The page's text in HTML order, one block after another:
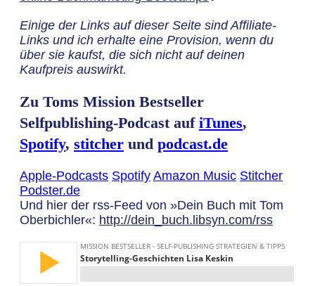
Einige der Links auf dieser Seite sind Affiliate-
Links und ich erhalte eine Provision, wenn du
über sie kaufst, die sich nicht auf deinen
Kaufpreis auswirkt.
Zu Toms Mission Bestseller
Selfpublishing-Podcast auf iTunes,
Spotify, stitcher und podcast.de
Apple-Podcasts Spotify Amazon Music Stitcher
Podster.de
Und hier der rss-Feed von »Dein Buch mit Tom
Oberbichler«: http://dein_buch.libsyn.com/rss